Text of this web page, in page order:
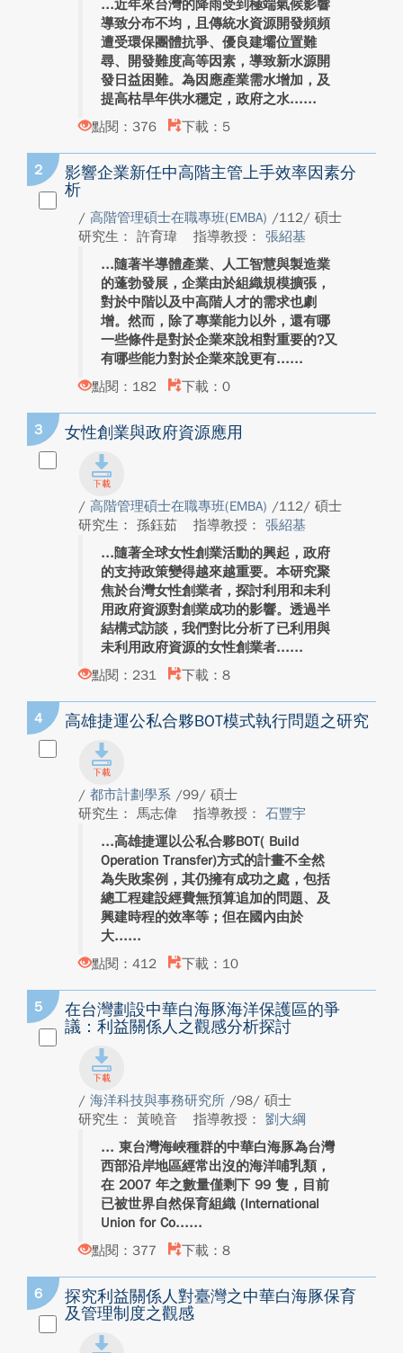
近年來台灣的降雨受到極端氣候影響
導致分布不均，且傳統水資源開發頻頻
遭受環保團體抗爭、優良建壩位置難
尋、開發難度高等因素，導致新水源開
發日益困難。為因應產業需水增加，及
提高枯旱年供水穩定，政府之水...
點閱：376
下載：5
2
影響企業新任中高階主管上手效率因素分
析
/ 高階管理碩士在職專班(EMBA) /112/ 碩士
研究生： 許育瑋
指導教授： 張紹基
隨著半導體產業、人工智慧與製造業
的蓬勃發展，企業由於組織規模擴張，
對於中階以及中高階人才的需求也劇
增。然而，除了專業能力以外，還有哪
一些條件是對於企業來說相對重要的?又
有哪些能力對於企業來說更有...
點閱：182
下載：0
3 女性創業與政府資源應用
/ 高階管理碩士在職專班(EMBA) /112/ 碩士
研究生： 孫鈺茹
指導教授： 張紹基
隨著全球女性創業活動的興起，政府
的支持政策變得越來越重要。本研究聚
焦於台灣女性創業者，探討利用和未利
用政府資源對創業成功的影響。透過半
結構式訪談，我們對比分析了已利用與
未利用政府資源的女性創業者...
點閱：231
下載：8
4 高雄捷運公私合夥BOT模式執行問題之研究
/ 都市計劃學系 /99/ 碩士
研究生： 馬志偉
指導教授： 石豐宇
高雄捷運以公私合夥BOT( Build
Operation Transfer)方式的計畫不全然
為失敗案例，其仍擁有成功之處，包括
總工程建設經費無預算追加的問題、及
興建時程的效率等；但在國內由於
大...
點閱：412
下載：10
5
在台灣劃設中華白海豚海洋保護區的爭
議：利益關係人之觀感分析探討
/ 海洋科技與事務研究所 /98/ 碩士
研究生： 黃曉音
指導教授： 劉大綱
東台灣海峽種群的中華白海豚為台灣
西部沿岸地區經常出沒的海洋哺乳類，
在 2007 年之數量僅剩下 99 隻，目前
已被世界自然保育組織 (International
Union for Co...
點閱：377
下載：8
6
探究利益關係人對臺灣之中華白海豚保育
及管理制度之觀感